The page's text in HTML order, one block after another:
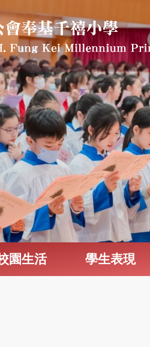
園生活 學生表現